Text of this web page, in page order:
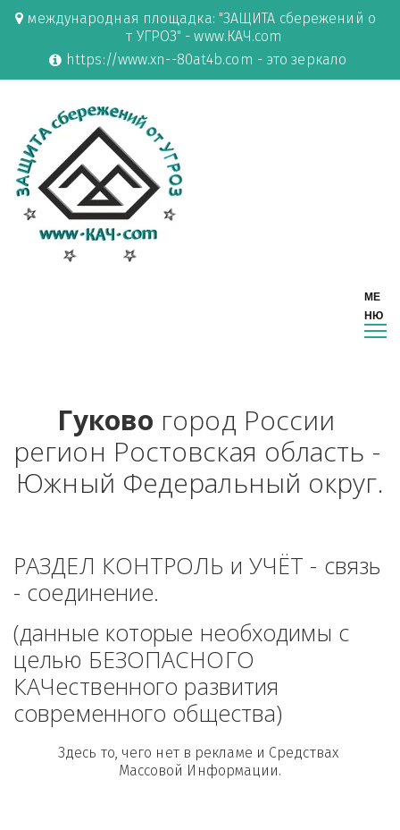
международная площадка: "ЗАЩИТА сбережений о
т УГРОЗ" - www.КАЧ.com
https://www.xn--80at4b.com - это зеркало
Гуково город России
регион Ростовская область -
Южный Федеральный округ.
РАЗДЕЛ КОНТРОЛЬ и УЧЁТ - связь
- соединение.
(данные которые необходимы с
целью БЕЗОПАСНОГО
КАЧественного развития
современного общества)
Здесь то, чего нет в рекламе и Средствах
Массовой Информации.